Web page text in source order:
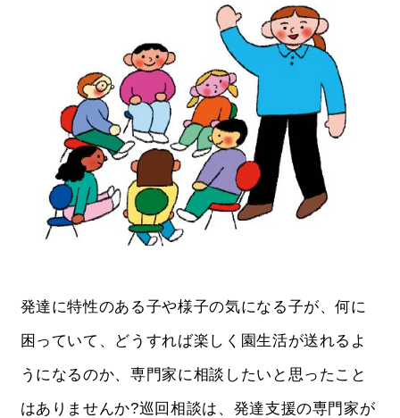
発達に特性のある子や様子の気になる子が、何に
困っていて、どうすれば楽しく園生活が送れるよ
うになるのか、専門家に相談したいと思ったこと
はありませんか?巡回相談は、発達支援の専門家が